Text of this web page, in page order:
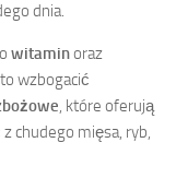
dnia.
witaminoraz
wzbogacić
, które oferują
z chudego mięsa, ryb,